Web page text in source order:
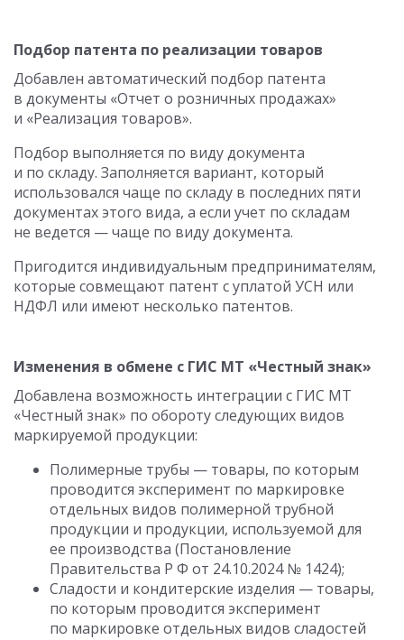
Подбор патента по реализации товаров
Добавлен автоматический подбор патента
в документы «Отчет о розничных продажах»
и «Реализация товаров».
Подбор выполняется по виду документа
и по складу. Заполняется вариант, который
использовался чаще по складу в последних пяти
документах этого вида, а если учет по складам
не ведется — чаще по виду документа.
Пригодится индивидуальным предпринимателям,
которые совмещают патент с уплатой УСН или
НДФЛ или имеют несколько патентов.
Изменения в обмене с ГИС МТ «Честный знак»
Добавлена возможность интеграции с ГИС МТ
«Честный знак» по обороту следующих видов
маркируемой продукции:
Полимерные трубы — товары, по которым
проводится эксперимент по маркировке
отдельных видов полимерной трубной
продукции и продукции, используемой для
ее производства (Постановление
Правительства Р Ф от 24.10.2024№ 1424);
Сладости и кондитерские изделия — товары,
по которым проводится эксперимент
по маркировке отдельных видов сладостей